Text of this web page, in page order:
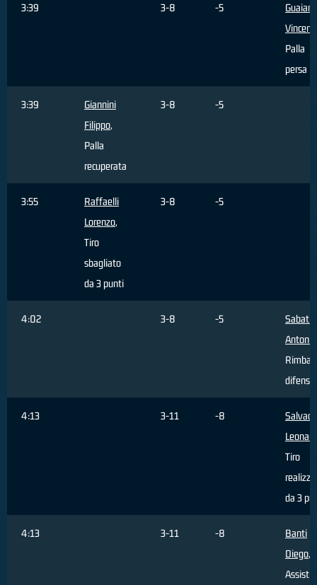
3:39 3-8 -5
Guaiana
Palla
persa
3:39
Giannini
Filippo,
Palla
recuperata
3-8 -5
3:55
Raffaelli
Lorenzo,
Tiro
sbagliato
da 3 punti
3-8 -5
4:02 3-8 -5
4:13 3-11 -8
Tiro
da 3
4:13 3-11 -8
Banti
Diego,
Assist